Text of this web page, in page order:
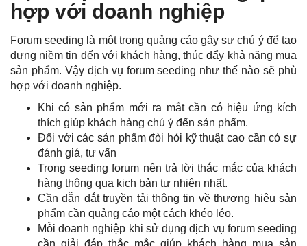
hợp với doanh nghiệp
Forum seeding là một trong quảng cáo gây sự chú ý để tạo
dựng niềm tin đến với khách hàng, thúc đẩy khả năng mua
sản phẩm. Vậy dịch vụ forum seeding như thế nào sẽ phù
hợp với doanh nghiệp.
Khi có sản phẩm mới ra mắt cần có hiệu ứng kích
thích giúp khách hàng chú ý đến sản phẩm.
Đối với các sản phẩm đòi hỏi kỹ thuật cao cần có sự
đánh giá, tư vấn
Trong seeding forum nên trả lời thắc mắc của khách
hàng thông qua kịch bản tự nhiên nhất.
Cần dẫn dắt truyền tải thông tin về thương hiệu sản
phẩm cần quảng cáo một cách khéo léo.
Mỗi doanh nghiệp khi sử dụng dịch vụ forum seeding
cần giải đáp thắc mắc giúp khách hàng mua sản